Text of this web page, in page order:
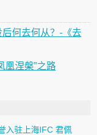
何去何从？-《去
凰涅槃”之路
入驻上海IFC 君佩